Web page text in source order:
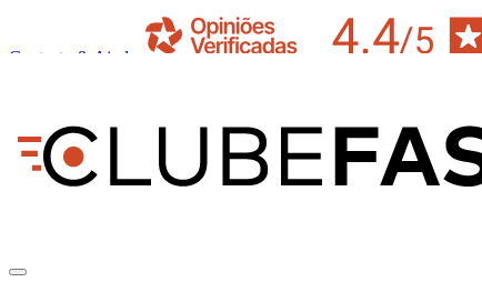
Contacto & Ajuda